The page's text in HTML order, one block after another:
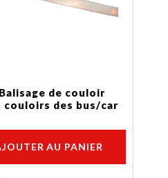
de couloir
couloirs des bus/car
AU PANIER